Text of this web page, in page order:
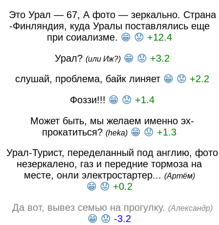
Это Урал — 67, А фото — зеркально. Страна
-Финляндия, куда Уралы поставлялись еще
при соиализме. 😁 😟 +12.4
Урал? (или Иж?) 😁 😟 +3.2
слушай, проблема, байк линяет 😁 😟 +2.2
Фоззи!!! 😁 😟 +1.4
Может быть, мы желаем именно эх-
прокатиться? (heka) 😁 😟 +1.3
Урал-Турист, переделанный под англию, фото
незеркалено, газ и передние тормоза на
месте, онли электростартер... (Артём)
😁 😟 +0.2
Да вот, вывез семью на прогулку. (Александр)
😁 😟 -3.2